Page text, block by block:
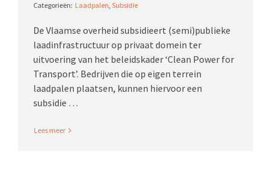
Laadpalen, Subsidie
De Vlaamse overheid subsi­dieert (semi)publieke
laadinfrastructuur op privaat domein ter
uitvoering van het beleids­kader ‘Clean Power for
Transport’. Bedrijven die op eigen terrein
laadpalen plaatsen, kunnen hiervoor een
subsidie …
Read More